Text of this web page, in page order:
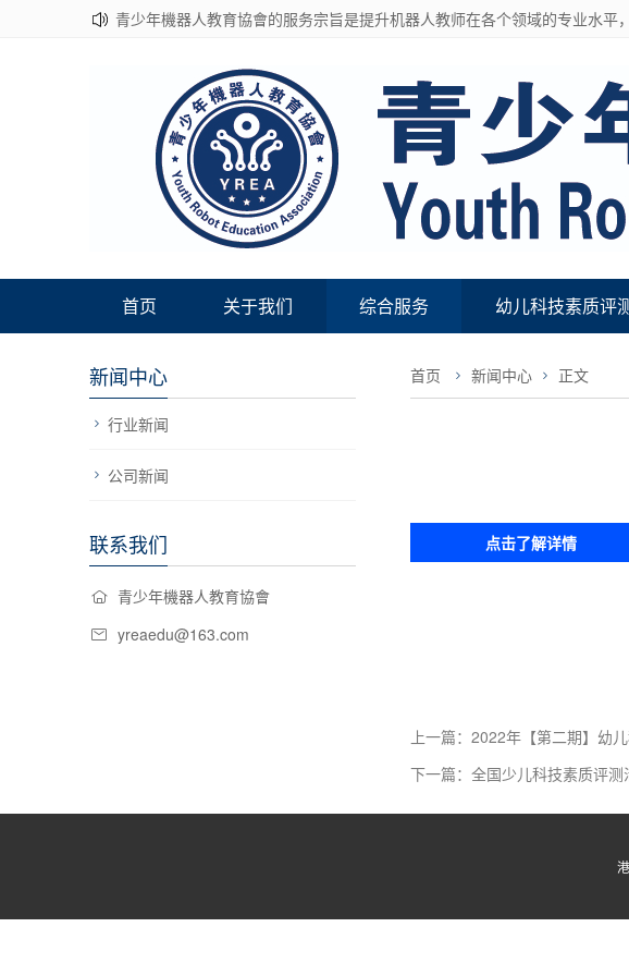
青少年機器人教育協會的服务宗旨是提升机器人教师在各个领域的专业水平
首页 关于我们 综合服务 幼儿科技素质评
新闻中心
行业新闻
公司新闻
联系我们
青少年機器人教育協會
yreaedu@163.com
首页 新闻中心 正文
点击了解详情
上一篇：2022年【第二期】幼
下一篇：全国少儿科技素质评